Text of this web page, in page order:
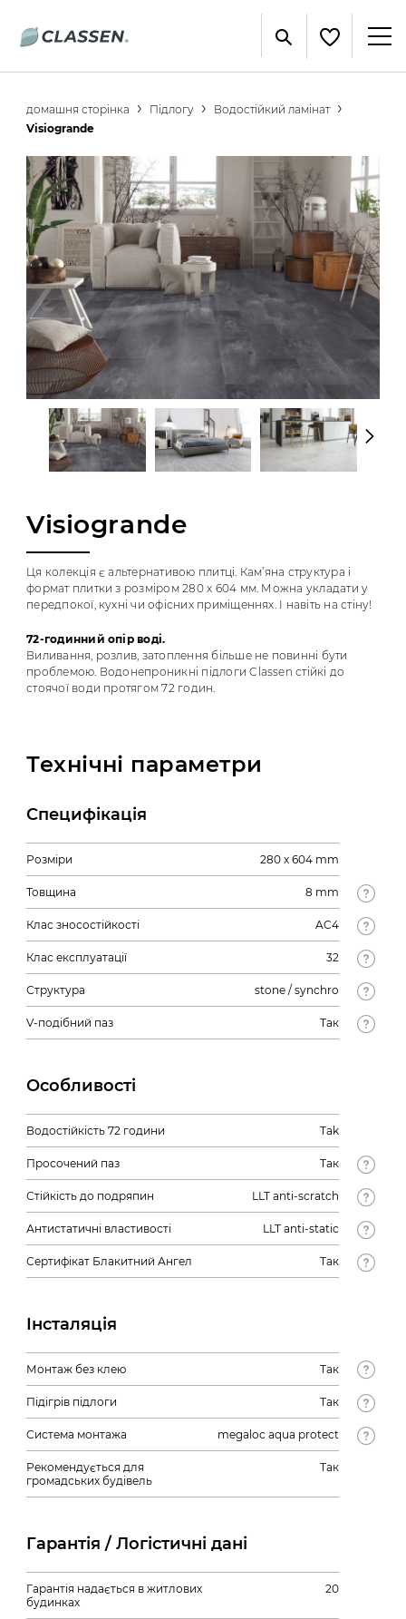
домашня сторінка Підлогу
Водостійкий ламінат
Visiogrande
Visiogrande
Ця колекція є альтернативою плитці. Кам’яна структура і
формат плитки з розміром 280 x 604 мм. Можна укладати у
передпокої, кухні чи офісних приміщеннях. І навіть на стіну!
72-годинний опір воді.
Виливання, розлив, затоплення більше не повинні бути
проблемою. Водонепроникні підлоги Classen стійкі до
стоячої води протягом 72 годин.
Технічні параметри
Специфікація
Розміри 280 x 604 mm
Товщина 8 mm
Клас зносостійкості AC4
Клас експлуатації 32
Структура stone / synchro
V-подібний паз Так
Особливості
Водостійкість 72 години Tak
Просочений паз Так
Стійкість до подряпин LLT anti-scratch
Антистатичні властивості LLT anti-static
Сертифікат Блакитний Ангел Так
Інсталяція
Монтаж без клею Так
Підігрів підлоги Так
Система монтажа megaloc aqua protect
Рекомендується для
громадських будівель
Так
Гарантія / Логістичні дані
Гарантія надається в житлових
будинках
20